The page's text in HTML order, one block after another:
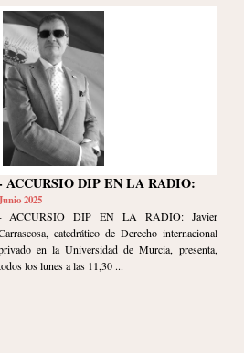
ACCURSIO DIP EN LA RADIO:
2025
ACCURSIO DIP EN LA RADIO: Javier
catedrático de Derecho internacional
en la Universidad de Murcia, presenta,
los lunes a las 11,30 ...